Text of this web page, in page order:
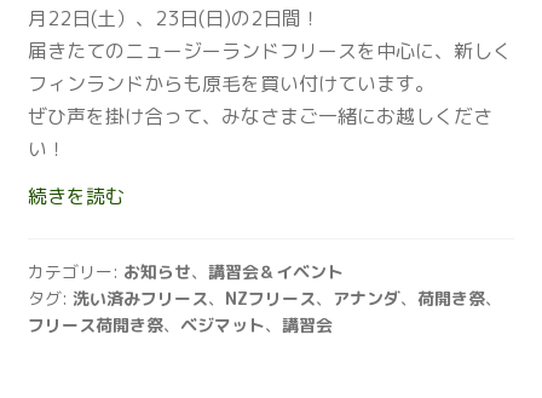
月22日(土）、23日(日)の2日間！
届きたてのニュージーランドフリースを中心に、新しく
フィンランドからも原毛を買い付けています。
ぜひ声を掛け合って、みなさまご一緒にお越しくださ
い！
続きを読むフ
ス
荷
カテゴリー: お知らせ、 講習会＆イベント
タグ: 洗い済みフリース、 NZフリース、 アナンダ、 荷開き祭、
フリース荷開き祭、 ベジマット、 講習会